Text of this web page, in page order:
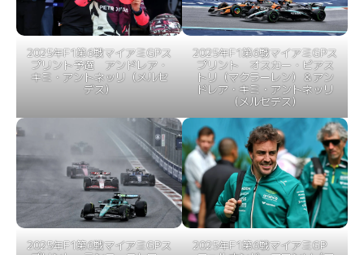
2025年F1第6戦マイアミGPス
プリント予選 アンドレア・
キミ・アントネッリ（メルセ
デス）
2025年F1第6戦マイアミGPス
プリント オスカー・ピアス
トリ（マクラーレン）＆アン
ドレア・キミ・アントネッリ
（メルセデス）
2025年F1第6戦マイアミGPス 2025年F1第6戦マイアミGP